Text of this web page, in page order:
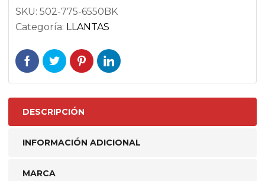
SKU: 502-775-6550BK
Categoría: LLANTAS
DESCRIPCIÓN
INFORMACIÓN ADICIONAL
MARCA